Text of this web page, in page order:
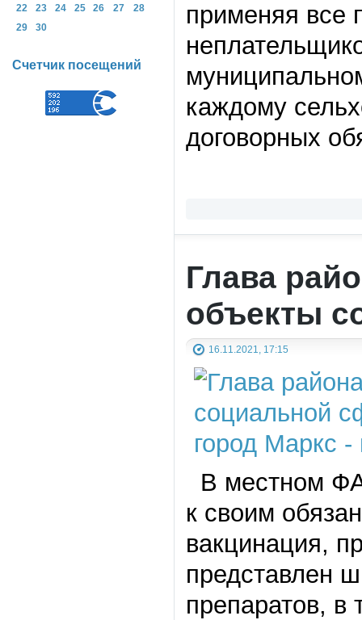
применяя все
каждому
договорных
Глава
объекты
16.11.2021, 17:15
В местном
к своим
вакцинация,
представлен
препаратов, в
22
23 24 25 26 27
28
29
30
Счетчик посещений